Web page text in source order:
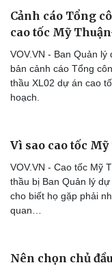
Cảnh cáo Tổng
cao tốc Mỹ
VOV.VN - Ban Quản
bản cảnh cáo Tổng
thầu XL02 dự án cao
hoạch.
Vì sao cao tốc
VOV.VN - Cao tốc Mỹ
thầu bị Ban Quản lý
cho biết họ gặp phải
quan…
Nên chọn chủ